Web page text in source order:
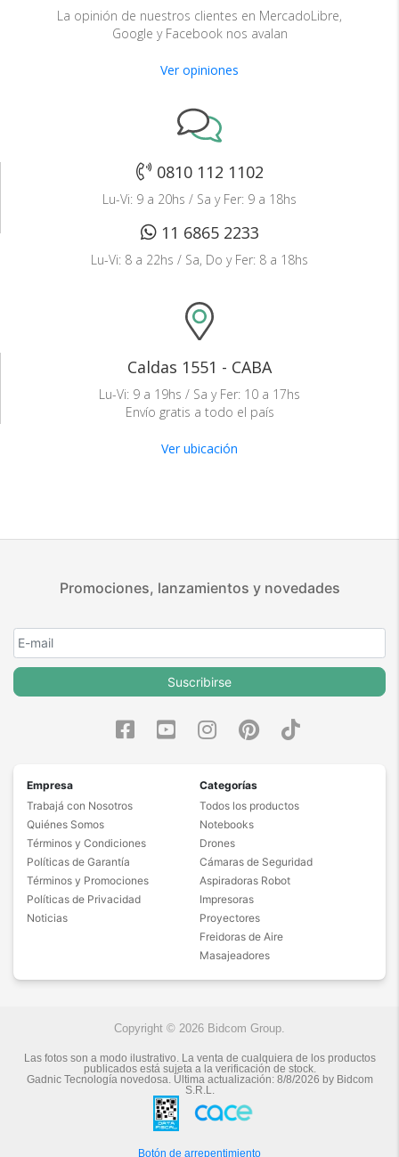
La opinión de nuestros clientes en MercadoLibre,
Google y Facebook nos avalan
Ver opiniones
0810 112 1102
Lu-Vi: 9 a 20hs / Sa y Fer: 9 a 18hs
11 6865 2233
Lu-Vi: 8 a 22hs / Sa, Do y Fer: 8 a 18hs
Caldas 1551 - CABA
Lu-Vi: 9 a 19hs / Sa y Fer: 10 a 17hs
Envío gratis a todo el país
Ver ubicación
Promociones, lanzamientos y novedades
Suscribirse
Empresa
Trabajá con Nosotros
Quiénes Somos
Términos y Condiciones
Políticas de Garantía
Términos y Promociones
Políticas de Privacidad
Noticias
Categorías
Todos los productos
Notebooks
Drones
Cámaras de Seguridad
Aspiradoras Robot
Impresoras
Proyectores
Freidoras de Aire
Masajeadores
Copyright © 2026 Bidcom Group.
Las fotos son a modo ilustrativo. La venta de cualquiera de los productos
publicados está sujeta a la verificación de stock.
Gadnic Tecnología novedosa.Última actualización: 8/8/2026 by Bidcom
S.R.L.
Botón de arrepentimiento